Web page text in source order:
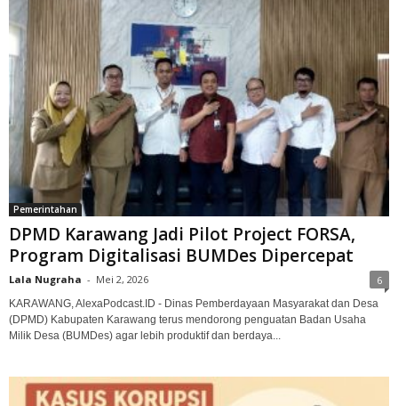
Pemerintahan
DPMD Karawang Jadi Pilot Project FORSA,
Program Digitalisasi BUMDes Dipercepat
Lala Nugraha - Mei 2, 2026 6
KARAWANG, AlexaPodcast.ID - Dinas Pemberdayaan Masyarakat dan Desa
(DPMD) Kabupaten Karawang terus mendorong penguatan Badan Usaha
Milik Desa (BUMDes) agar lebih produktif dan berdaya...